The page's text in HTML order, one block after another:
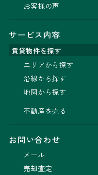
お客様の声
サービス内容
賃貸物件を探す
エリアから探す
沿線から探す
地図から探す
不動産を売る
お問い合わせ
メール
売却査定